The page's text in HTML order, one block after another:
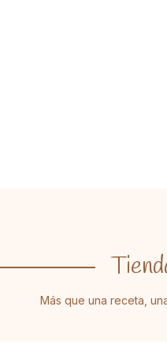
Más que una receta,